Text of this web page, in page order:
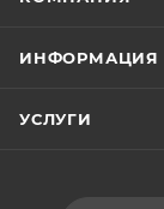
ИНФОРМАЦИЯ
УСЛУГИ